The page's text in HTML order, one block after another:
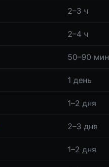
2–3 ч
2–4 ч
50–90 мин
1 день
1–2 дня
2–3 дня
1–2 дня